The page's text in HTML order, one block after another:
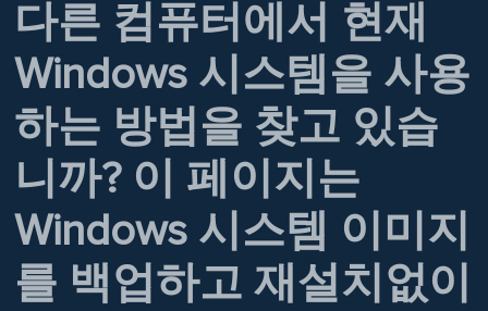
다른 컴퓨터에서 현재
Windows 시스템을 사용
하는 방법을 찾고 있습
니까? 이 페이지는
Windows 시스템 이미지
를 백업하고 재설치없이